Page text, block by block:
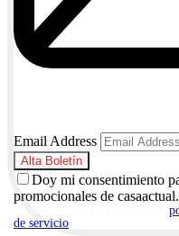
Email Address
Doy mi consentimiento
promocionales de
de servicio